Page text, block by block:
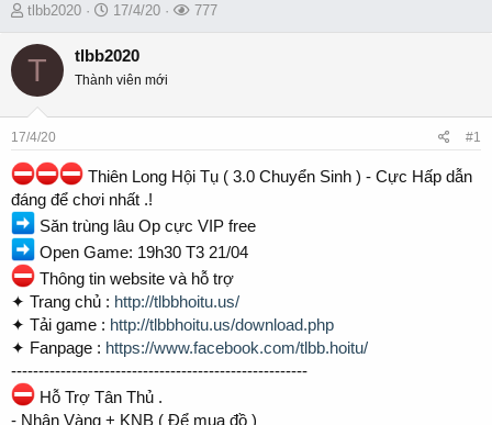
T
r
s
a
r
t
e
r
tlbb2020
S
a
e
17/4/20
L
777
T tlbb2020
Thành viên mới
17/4/20 #1
Thiên Long Hội Tụ ( 3.0 Chuyển Sinh ) - Cực Hấp dẫn
đáng để chơi nhất .!
Săn trùng lâu Op cực VIP free
Open Game: 19h30 T3 21/04
Thông tin website và hỗ trợ
✦ Trang chủ : http://tlbbhoitu.us/
✦ Tải game : http://tlbbhoitu.us/download.php
✦ Fanpage : https://www.facebook.com/tlbb.hoitu/
------------------------------------------------------
Hỗ Trợ Tân Thủ .
- Nhận Vàng + KNB ( Để mua đồ )